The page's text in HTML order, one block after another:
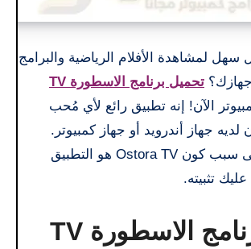
لمشاهدة الأفلام الرياضية والبرامج
جهازك؟ تحميل برنامج الاسطورة TV
الآن! إنه تطبيق رائع لأي مُحب
لديه جهاز أندرويد أو جهاز كمبيوتر.
سنلقي نظرة على سبب كون Ostora TV هو التطبيق
تثبيته.
تحميل برنامج الاسطورة TV